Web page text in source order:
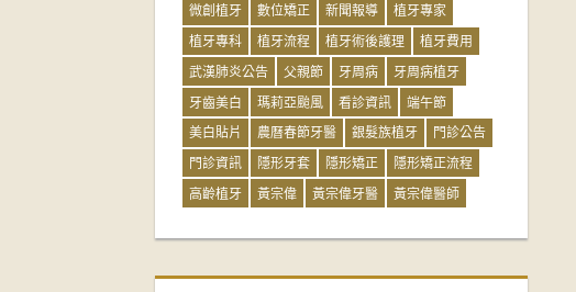
微創植牙
數位矯正 新聞報導
植牙專家
植牙專科
植牙流程 植牙術後護理
植牙費用
武漢肺炎公告
父親節 牙周病
牙周病植牙
牙齒美白
瑪莉亞颱風 看診資訊
端午節
美白貼片
農曆春節牙醫 銀髮族植牙
門診公告
門診資訊
隱形牙套 隱形矯正
隱形矯正流程
高齡植牙
黃宗偉 黃宗偉牙醫 黃宗偉醫師